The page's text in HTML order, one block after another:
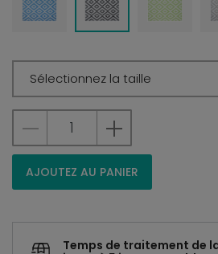
Sélectionnez la taille
AJOUTEZ AU PANIER
Temps de traitement de